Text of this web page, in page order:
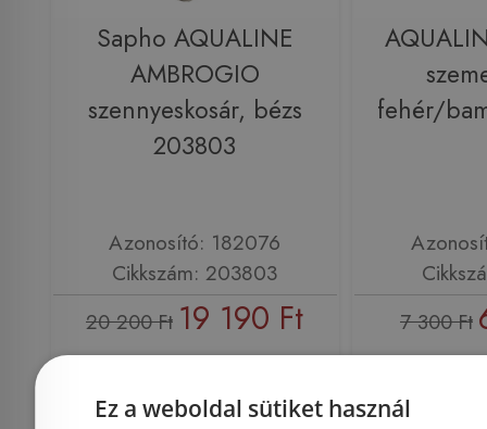
Sapho AQUALINE
AMBROGIO
szennyeskosár, bézs
203803
Azonosító: 182076
Cikkszám: 203803
20 200 Ft 19 190 Ft
fehér/
7 300 Ft
Ez a weboldal sütiket használ